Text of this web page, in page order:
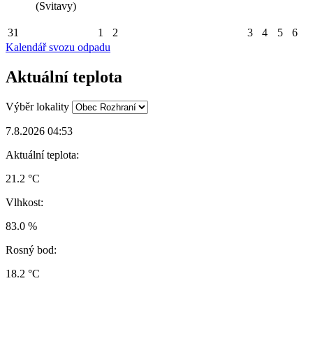
(Svitavy)
31 1 2 3 4 5
6
Kalendář svozu odpadu
Aktuální teplota
Výběr lokality
7.8.2026 04:53
Aktuální teplota:
21.2 °C
Vlhkost:
83.0 %
Rosný bod:
18.2 °C